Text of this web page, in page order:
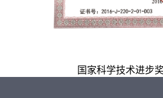
国家科学技术进步